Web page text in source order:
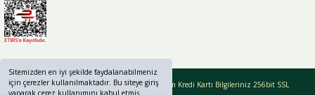
Sitemizden en iyi şekilde faydalanabilmeniz
için çerezler kullanılmaktadır. Bu siteye giriş
yaparak çerez kullanımını kabul etmiş
Copyright © 2019 - 2024 greenlifebaharat.com Tüm Kredi Kartı Bilgileriniz 256bit SSL